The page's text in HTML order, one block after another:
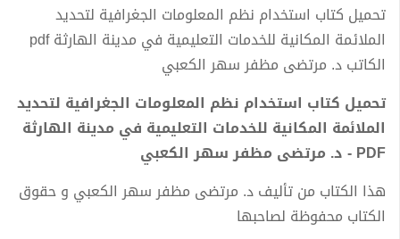
تحميل كتاب استخدام نظم المعلومات الجغرافية لتحديد
الملائمة المكانية للخدمات التعليمية في مدينة الهارثة pdf
الكاتب د. مرتضى مظفر سهر الكعبي
تحميل كتاب استخدام نظم المعلومات الجغرافية لتحديد
الملائمة المكانية للخدمات التعليمية في مدينة الهارثة
PDF - د. مرتضى مظفر سهر الكعبي
هذا الكتاب من تأليف د. مرتضى مظفر سهر الكعبي و حقوق
الكتاب محفوظة لصاحبها